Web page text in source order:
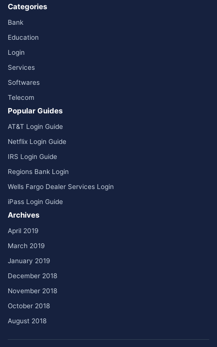
Categories
Bank
Education
Login
Services
Softwares
Telecom
Popular Guides
AT&T Login Guide
Netflix Login Guide
IRS Login Guide
Regions Bank Login
Wells Fargo Dealer Services Login
iPass Login Guide
Archives
April 2019
March 2019
January 2019
December 2018
November 2018
October 2018
August 2018